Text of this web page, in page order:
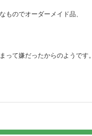
ものでオーダーメイド品、
て嫌だったからのようです。